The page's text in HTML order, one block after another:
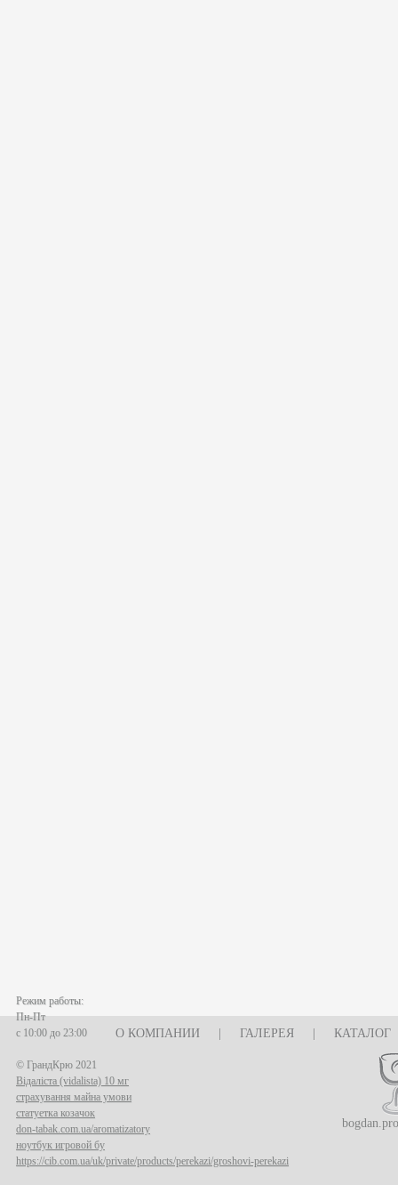
О КОМПАНИИ ГАЛЕРЕЯ КАТАЛОГ
Режим работы:
Пн-Пт
с 10:00 до 23:00
© ГрандКрю 2021
Відаліста (vidalista) 10 мг
страхування майна умови
статуетка козачок
don-tabak.com.ua/aromatizatory
ноутбук игровой бу
https://cib.com.ua/uk/private/products/perekazi/groshovi-perekazi